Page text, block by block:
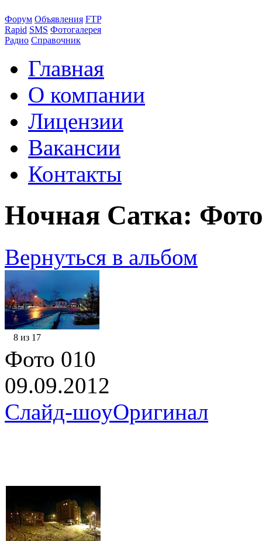
Форум Объявления FTP
Rapid SMS Фотогалерея
Радио Справочник
Главная
О компании
Лицензии
Вакансии
Контакты
Ночная Сатка:
Вернуться в альбом
8 из 17
Фото 010
09.09.2012
Слайд-шоуОригинал